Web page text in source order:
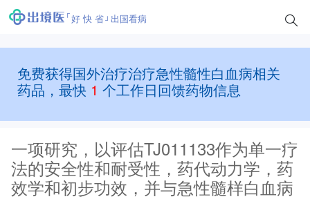
好 快 省 出国看病
免费获得国外治疗治疗急性髓性白血病相关
药品，最快 1 个工作日回馈药物信息
一项研究，以评估TJ011133作为单一疗
法的安全性和耐受性，药代动力学，药
效学和初步功效，并与急性髓样白血病